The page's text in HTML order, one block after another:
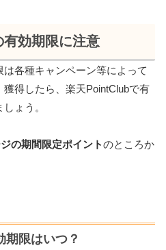
効期限に注意
各種キャンペーン等によって
得したら、楽天PointClubで有
ょう。
の期間限定ポイントのところか
期限はいつ？